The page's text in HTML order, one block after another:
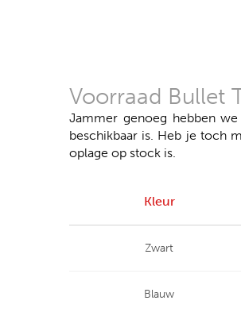
Voorraad Bullet
Jammer genoeg hebben
beschikbaar is. Heb je toch
oplage op stock is.
Kleur
Zwart
Blauw